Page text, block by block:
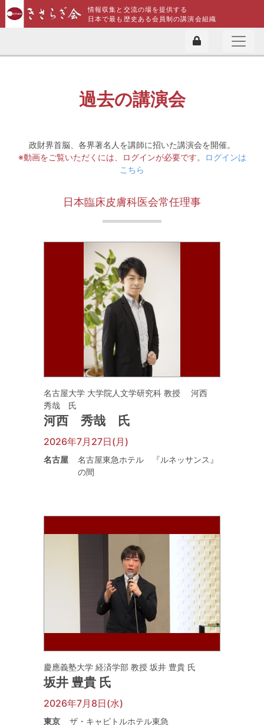
情報収集と交流の場を提供する
日本で最も歴史ある会員制の講演会組織
過去の講演会
政財界首脳、各界著名人を講師に招いた講演会を開催。
※動画をご覧いただくには、ログインが必要です。
ログインは
こちら
日本臨床皮膚科医会常任理事
名古屋大学 大学院人文学研究科 教授 河西
秀哉 氏
河西 秀哉 氏
2026年7月27日(月)
名古屋
名古屋東急ホテル 『ルネッサンス』
の間
慶應義塾大学 経済学部 教授 坂井 豊貴 氏
坂井 豊貴 氏
2026年7月8日(水)
東京 ザ・キャピトルホテル東急